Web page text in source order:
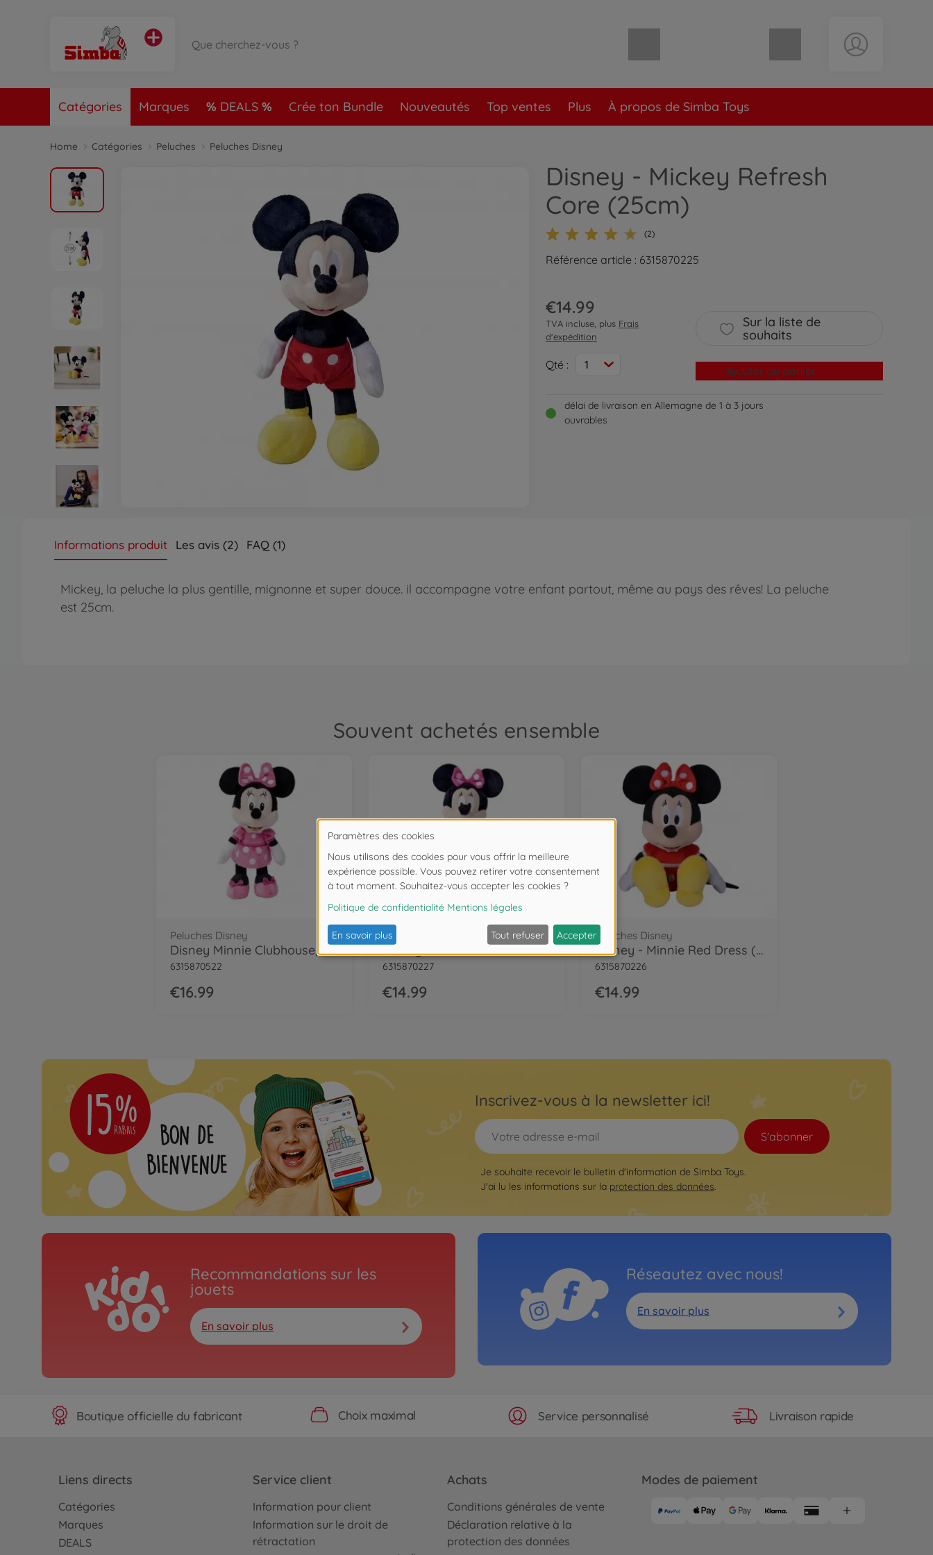
Catégories Marques DEALS Crée ton Bundle Nouveautés Top ventes Plus À propos de Simba Toys
Home Catégories Peluches Peluches Disney
Disney - Mickey Refresh
Core (25cm)
(2)
Référence article : 6315870225
€14.99
TVA incluse, plus Frais
d'expédition
Qté : 1
Sur la liste de
souhaits
Ajouter au panier
délai de livraison en Allemagne de 1 à 3 jours
ouvrables
Informations produit Les avis (2) FAQ (1)
Mickey, la peluche la plus gentille, mignonne et super douce. il accompagne votre enfant partout, même au pays des rêves! La peluche
est 25cm.
Souvent achetés ensemble
Peluches Disney
Disney Minnie Clubhouse, 25cm
6315870522
€16.99
Peluches Disney
Disney - Minnie Hot Pink Dress (25cm)
6315870227
€14.99
Peluches Disney
Disney - Minnie Red Dress (25cm)
6315870226
€14.99
Inscrivez-vous à la newsletter ici!
S'abonner
Je souhaite recevoir le bulletin d'information de Simba Toys.
J'ai lu les informations sur la protection des données.
Recommandations sur les
jouets
En savoir plus
Réseautez avec nous!
En savoir plus
Boutique officielle du fabricant Choix maximal Service personnalisé Livraison rapide
Liens directs
Catégories
Marques
DEALS
Service client
Information pour client
Information sur le droit de
rétractation
Achats
Conditions générales de vente
Déclaration relative à la
protection des données
Modes de paiement